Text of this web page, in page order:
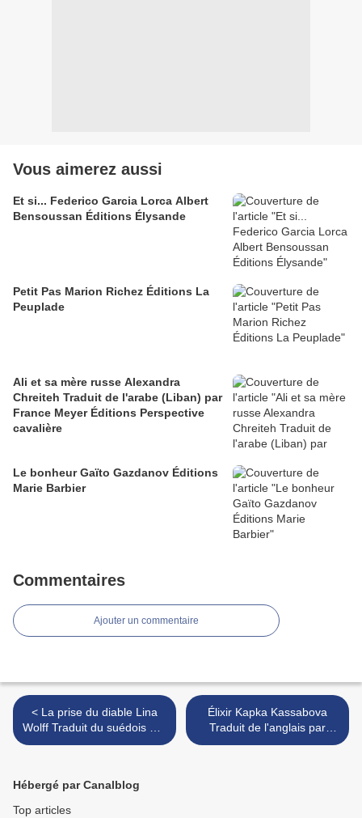
Vous aimerez aussi
Et si... Federico Garcia Lorca Albert
Bensoussan Éditions Élysande
Petit Pas Marion Richez Éditions La
Peuplade
Ali et sa mère russe Alexandra
Chreiteh Traduit de l'arabe (Liban) par
France Meyer Éditions Perspective
cavalière
Le bonheur Gaïto Gazdanov Éditions
Marie Barbier
Commentaires
Ajouter un commentaire
< La prise du diable Lina
Wolff Traduit du suédois par
Anna Gibson Éditions Les
Élixir Kapka Kassabova
Traduit de l'anglais par
Morgane Saysana Éditions
Hébergé par Canalblog
Top articles